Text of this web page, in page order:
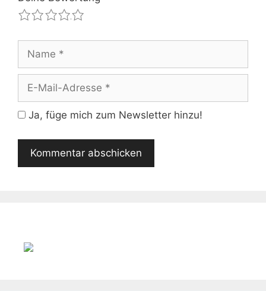
4
3
2
1
Mail-
Adresse
Ja, füge mich zum Newsletter hinzu!